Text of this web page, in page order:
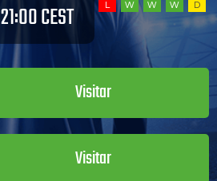
21:00 CEST L W W W D
Visitar
Visitar